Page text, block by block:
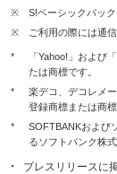
※
S!ベーシックパッ
※
ご利用の際には通
*
「Yahoo!」および
たは商標です。
*
楽デコ、デコレメ
登録商標または商標
*
SOFTBANKおよび
るソフトバンク株
プレスリリースに